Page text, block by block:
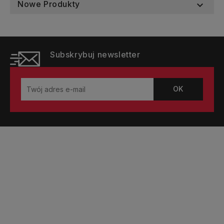
Nowe Produkty 
Subskrybuj newsletter